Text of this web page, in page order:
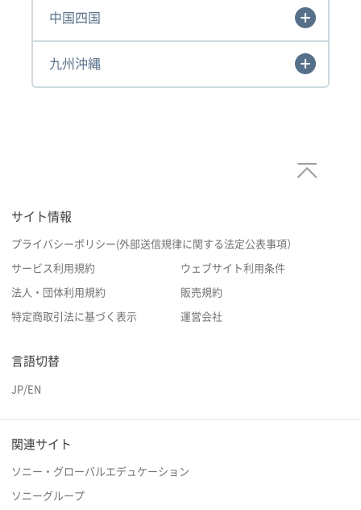
中国四国
九州沖縄
サイト情報
プライバシーポリシー(外部送信規律に関する法定公表事項）
サービス利用規約 ウェブサイト利用条件
法人・団体利用規約 販売規約
特定商取引法に基づく表示 運営会社
言語切替
JP/EN
関連サイト
ソニー・グローバルエデュケーション
ソニーグループ